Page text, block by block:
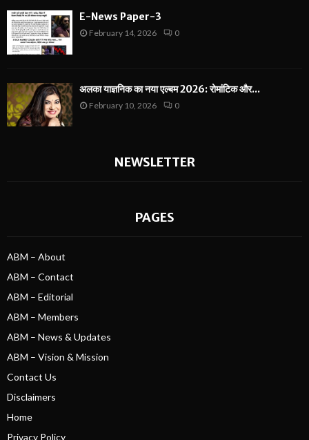
E-News Paper-3
February 14, 2026 0
अलका याज्ञनिक का नया एल्बम 2026: रोमांटिक और...
February 10, 2026 0
NEWSLETTER
PAGES
ABM – About
ABM – Contact
ABM – Editorial
ABM – Members
ABM – News & Updates
ABM – Vision & Mission
Contact Us
Disclaimers
Home
Privacy Policy